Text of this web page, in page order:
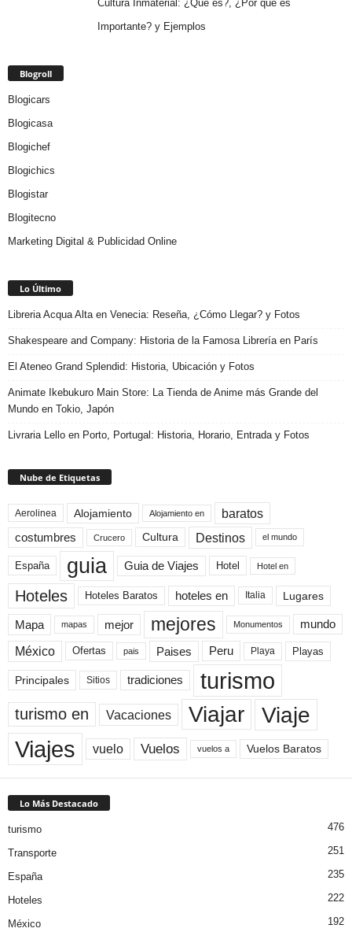
Cultura Inmaterial: ¿Qué es?, ¿Por qué es
Importante? y Ejemplos
Blogroll
Blogicars
Blogicasa
Blogichef
Blogichics
Blogistar
Blogitecno
Marketing Digital & Publicidad Online
Lo Último
Libreria Acqua Alta en Venecia: Reseña, ¿Cómo Llegar? y Fotos
Shakespeare and Company: Historia de la Famosa Librería en París
El Ateneo Grand Splendid: Historia, Ubicación y Fotos
Animate Ikebukuro Main Store: La Tienda de Anime más Grande del
Mundo en Tokio, Japón
Livraria Lello en Porto, Portugal: Historia, Horario, Entrada y Fotos
Nube de Etiquetas
Aerolinea Alojamiento Alojamiento en baratos
costumbres Crucero Cultura Destinos el mundo
España guia Guia de Viajes Hotel Hotel en
Hoteles Hoteles Baratos hoteles en Italia Lugares
Mapa mapas mejor mejores Monumentos mundo
México Ofertas pais Paises Peru Playa Playas
Principales Sitios tradiciones turismo
turismo en Vacaciones Viajar Viaje
Viajes vuelo Vuelos vuelos a Vuelos Baratos
Lo Más Destacado
turismo 476
Transporte 251
España 235
Hoteles 222
México 192